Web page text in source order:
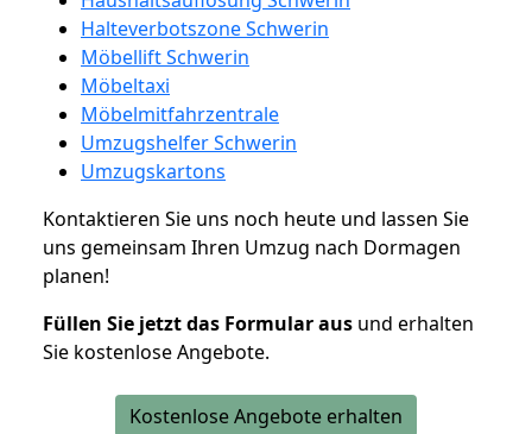
Halteverbotszone Schwerin
Möbellift Schwerin
Möbeltaxi
Möbelmitfahrzentrale
Umzugshelfer Schwerin
Umzugskartons
Kontaktieren Sie uns noch heute und lassen Sie
uns gemeinsam Ihren Umzug nach Dormagen
planen!
Füllen Sie jetzt das Formular aus und erhalten
Sie kostenlose Angebote.
Kostenlose Angebote erhalten